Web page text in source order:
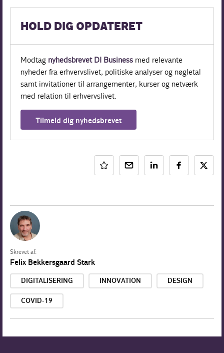
HOLD DIG OPDATERET
Modtag nyhedsbrevet DI Business med relevante
nyheder fra erhvervslivet, politiske analyser og nøgletal
samt invitationer til arrangementer, kurser og netværk
med relation til erhvervslivet.
Tilmeld dig nyhedsbrevet
Skrevet af:
Felix Bekkersgaard Stark
DIGITALISERING INNOVATION DESIGN
COVID-19